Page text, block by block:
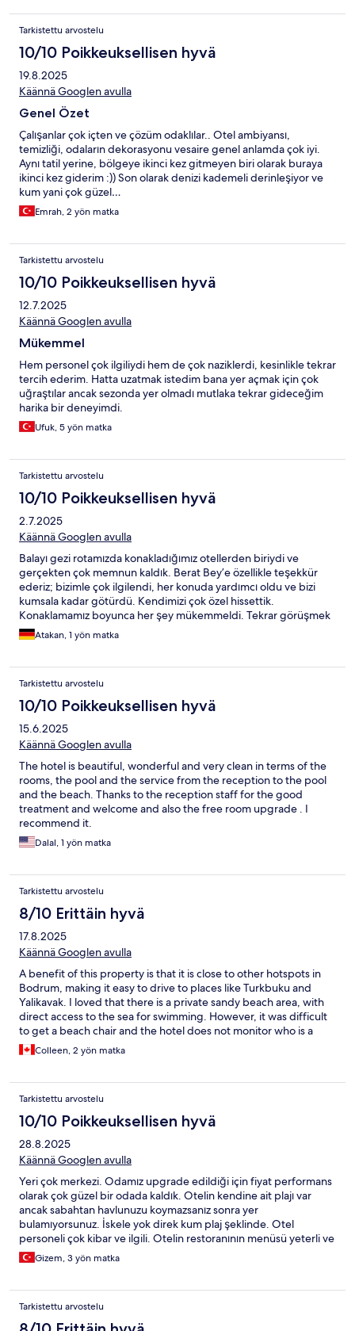
Tarkistettu arvostelu
10/10 Poikkeuksellisen hyvä
19.8.2025
Käännä Googlen avulla
Genel Özet
Çalışanlar çok içten ve çözüm odaklılar.. Otel ambiyansı,
temizliği, odaların dekorasyonu vesaire genel anlamda çok iyi.
Aynı tatil yerine, bölgeye ikinci kez gitmeyen biri olarak buraya
ikinci kez giderim :)) Son olarak denizi kademeli derinleşiyor ve
kum yani çok güzel…
Emrah, 2 yön matka
Tarkistettu arvostelu
10/10 Poikkeuksellisen hyvä
12.7.2025
Käännä Googlen avulla
Mükemmel
Hem personel çok ilgiliydi hem de çok naziklerdi, kesinlikle tekrar
tercih ederim. Hatta uzatmak istedim bana yer açmak için çok
uğraştılar ancak sezonda yer olmadı mutlaka tekrar gideceğim
harika bir deneyimdi.
Ufuk, 5 yön matka
Tarkistettu arvostelu
10/10 Poikkeuksellisen hyvä
2.7.2025
Käännä Googlen avulla
Balayı gezi rotamızda konakladığımız otellerden biriydi ve
gerçekten çok memnun kaldık. Berat Bey’e özellikle teşekkür
ederiz; bizimle çok ilgilendi, her konuda yardımcı oldu ve bizi
kumsala kadar götürdü. Kendimizi çok özel hissettik.
Konaklamamız boyunca her şey mükemmeldi. Tekrar görüşmek
dileğiyle!
Atakan, 1 yön matka
Tarkistettu arvostelu
10/10 Poikkeuksellisen hyvä
15.6.2025
Käännä Googlen avulla
The hotel is beautiful, wonderful and very clean in terms of the
rooms, the pool and the service from the reception to the pool
and the beach. Thanks to the reception staff for the good
treatment and welcome and also the free room upgrade . I
recommend it.
Dalal, 1 yön matka
Tarkistettu arvostelu
8/10 Erittäin hyvä
17.8.2025
Käännä Googlen avulla
A benefit of this property is that it is close to other hotspots in
Bodrum, making it easy to drive to places like Turkbuku and
Yalikavak. I loved that there is a private sandy beach area, with
direct access to the sea for swimming. However, it was difficult
to get a beach chair and the hotel does not monitor who is a
guest of the hotel, so the chairs are always occupied.
Colleen, 2 yön matka
Tarkistettu arvostelu
10/10 Poikkeuksellisen hyvä
28.8.2025
Käännä Googlen avulla
Yeri çok merkezi. Odamız upgrade edildiği için fiyat performans
olarak çok güzel bir odada kaldık. Otelin kendine ait plajı var
ancak sabahtan havlunuzu koymazsanız sonra yer
bulamıyorsunuz. İskele yok direk kum plaj şeklinde. Otel
personeli çok kibar ve ilgili. Otelin restoranının menüsü yeterli ve
yemekler lezzetliydi. Otopark vale hizmeti var.
Gizem, 3 yön matka
Tarkistettu arvostelu